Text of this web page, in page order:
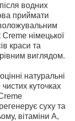
водних
приймати
Creme німецької
краси та
виглядом.
натуральні
куточках
суху та
вітаміни А,